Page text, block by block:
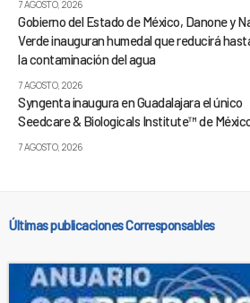
7 AGOSTO, 2026
Gobierno del Estado de México, Danone y
Verde inauguran humedal que reducirá
la contaminación del agua
7 AGOSTO, 2026
Syngenta inaugura en Guadalajara el único
Seedcare & Biologicals Institute™ de
7 AGOSTO, 2026
Últimas publicaciones Corresponsables